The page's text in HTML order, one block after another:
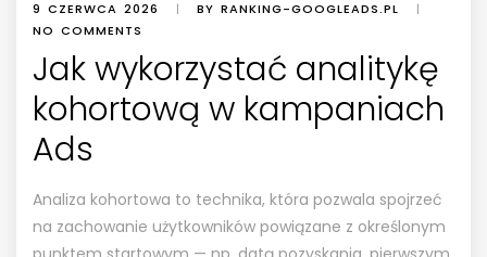
9 CZERWCA 2026 | BY RANKING-GOOGLEADS.PL
|
NO COMMENTS
Jak wykorzystać analitykę
kohortową w kampaniach
Ads
Analiza kohortowa to technika, która pozwala spojrzeć
na zachowanie użytkowników powiązane z określonym